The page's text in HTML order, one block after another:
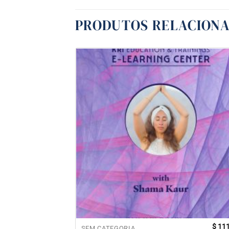
PRODUTOS
$